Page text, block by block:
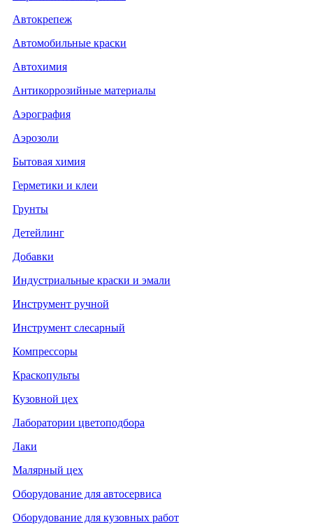
Автокрепеж
Автомобильные краски
Автохимия
Антикоррозийные материалы
Аэрография
Аэрозоли
Бытовая химия
Герметики и клеи
Грунты
Детейлинг
Добавки
Индустриальные краски и эмали
Инструмент ручной
Инструмент слесарный
Компрессоры
Краскопульты
Кузовной цех
Лаборатории цветоподбора
Лаки
Малярный цех
Оборудование для автосервиса
Оборудование для кузовных работ